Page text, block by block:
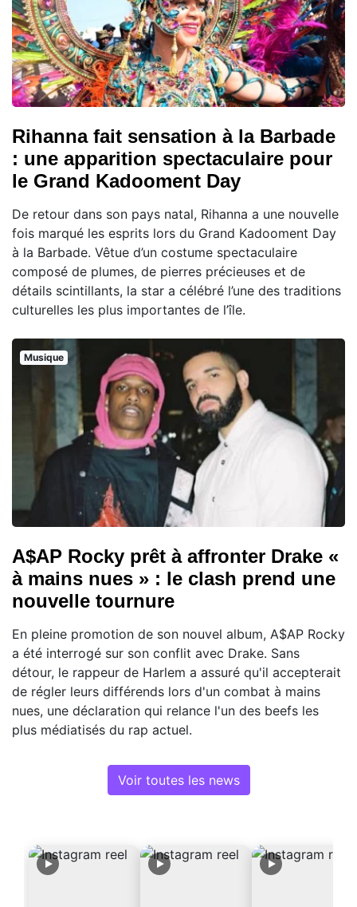
Rihanna fait sensation à la Barbade
: une apparition spectaculaire pour
le Grand Kadooment Day
De retour dans son pays natal, Rihanna a une nouvelle
fois marqué les esprits lors du Grand Kadooment Day
à la Barbade. Vêtue d’un costume spectaculaire
composé de plumes, de pierres précieuses et de
détails scintillants, la star a célébré l’une des traditions
culturelles les plus importantes de l’île.
Musique
A$AP Rocky prêt à affronter Drake «
à mains nues » : le clash prend une
nouvelle tournure
En pleine promotion de son nouvel album, A$AP Rocky
a été interrogé sur son conflit avec Drake. Sans
détour, le rappeur de Harlem a assuré qu'il accepterait
de régler leurs différends lors d'un combat à mains
nues, une déclaration qui relance l'un des beefs les
plus médiatisés du rap actuel.
Voir toutes les news